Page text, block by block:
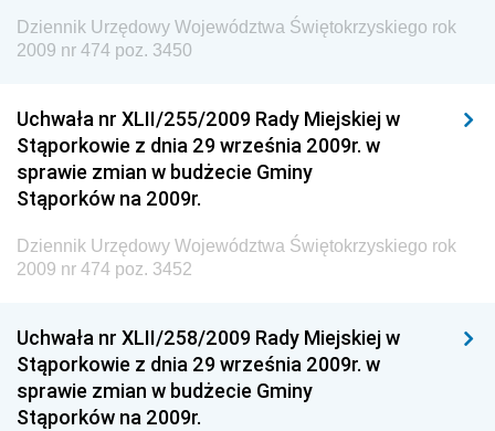
Dziennik Urzędowy Ministra Środowiska i Głównego
Inspektora Ochrony Środowiska
Dziennik Urzędowy Ministerstwa Kultury, Dziedzictwa
Narodowego i Sportu
Dziennik Urzędowy Ministra Finansów, Funduszy i
Dziennik Urzędowy Ministra Rozwoju, Pracy i
Dziennik Urzędowy Ministra Kultury, Dziedzictwa
Narodowego i Sportu
Dziennik Urzędowy Ministra Rodziny i Polityki
Społecznej
Dziennik Urzędowy Województwa Świętokrzyskiego rok
2009 nr 474 poz. 3450
Uchwała nr XLII/255/2009 Rady Miejskiej w
Stąporkowie z dnia 29 września 2009r. w
sprawie zmian w budżecie Gminy
Stąporków na 2009r.
Dziennik Urzędowy Województwa Świętokrzyskiego rok
2009 nr 474 poz. 3452
Uchwała nr XLII/258/2009 Rady Miejskiej w
Stąporkowie z dnia 29 września 2009r. w
sprawie zmian w budżecie Gminy
Stąporków na 2009r.